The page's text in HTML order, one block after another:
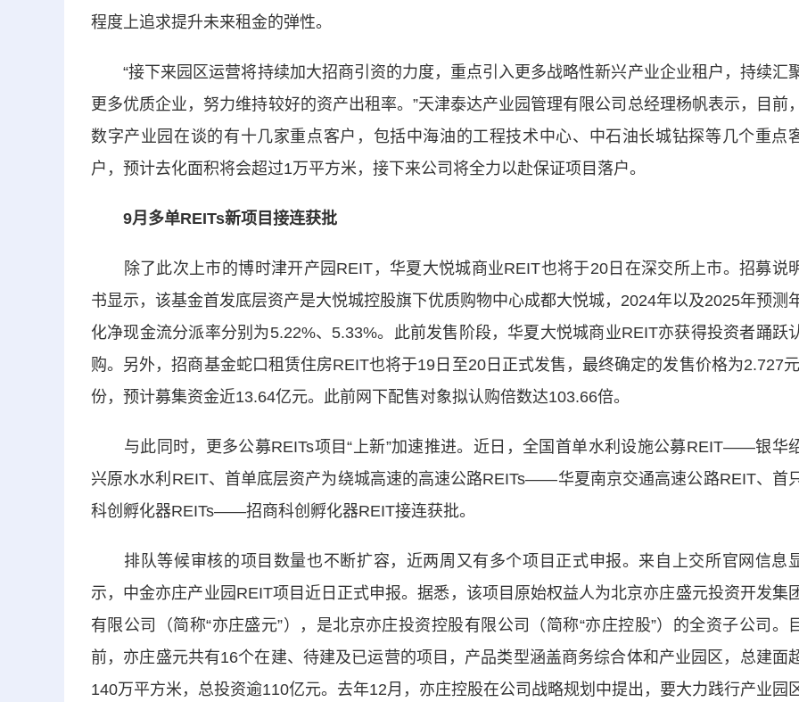
程度上追求提升未来租金的弹性。
“接下来园区运营将持续加大招商引资的力度，重点引入更多战略性新兴产业企业租户，持续汇
更多优质企业，努力维持较好的资产出租率。”天津泰达产业园管理有限公司总经理杨帆表示，目前，
数字产业园在谈的有十几家重点客户，包括中海油的工程技术中心、中石油长城钻探等几个重点
户，预计去化面积将会超过1万平方米，接下来公司将全力以赴保证项目落户。
9月多单REITs新项目接连获批
除了此次上市的博时津开产园REIT，华夏大悦城商业REIT也将于20日在深交所上市。招募说
书显示，该基金首发底层资产是大悦城控股旗下优质购物中心成都大悦城，2024年以及2025年预测
化净现金流分派率分别为5.22%、5.33%。此前发售阶段，华夏大悦城商业REIT亦获得投资者踊跃
购。另外，招商基金蛇口租赁住房REIT也将于19日至20日正式发售，最终确定的发售价格为2.727
份，预计募集资金近13.64亿元。此前网下配售对象拟认购倍数达103.66倍。
与此同时，更多公募REITs项目“上新”加速推进。近日，全国首单水利设施公募REIT——银华
兴原水水利REIT、首单底层资产为绕城高速的高速公路REITs——华夏南京交通高速公路REIT、首
科创孵化器REITs——招商科创孵化器REIT接连获批。
排队等候审核的项目数量也不断扩容，近两周又有多个项目正式申报。来自上交所官网信息
示，中金亦庄产业园REIT项目近日正式申报。据悉，该项目原始权益人为北京亦庄盛元投资开发集
有限公司（简称“亦庄盛元”），是北京亦庄投资控股有限公司（简称“亦庄控股”）的全资子公司。
前，亦庄盛元共有16个在建、待建及已运营的项目，产品类型涵盖商务综合体和产业园区，总建面
140万平方米，总投资逾110亿元。去年12月，亦庄控股在公司战略规划中提出，要大力践行产业园